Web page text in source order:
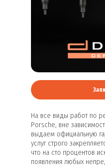
На все виды работ по
Porsche, вне
выдаем официальную
услуг строго
что на сто процентов
появления любых